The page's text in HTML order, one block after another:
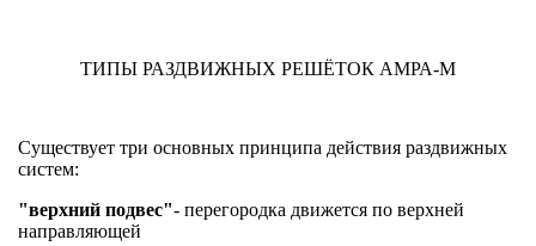
ТИПЫ РАЗДВИЖНЫХ РЕШЁТОК АМРА-М
Существует три основных принципа действия раздвижных
систем:
"верхний подвес"- перегородка движется по верхней
направляющей